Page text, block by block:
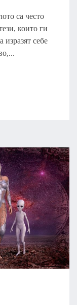
са често
които ги
изразят себе